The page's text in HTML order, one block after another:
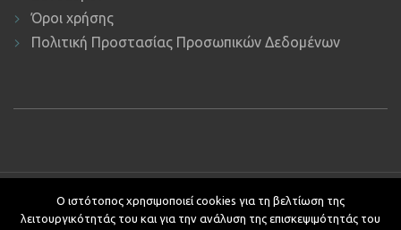
Όροι χρήσης
Πολιτική Προστασίας Προσωπικών Δεδομένων
Copyright © 2019 ΕΚΔΔΑ.Υποστήριξη ιστοτόπου: Τμήμα
Εφαρμογών Πληροφορικής.
Ο ιστότοπος χρησιμοποιεί cookies για τη βελτίωση της
λειτουργικότητάς του και για την ανάλυση της επισκεψιμότητάς του